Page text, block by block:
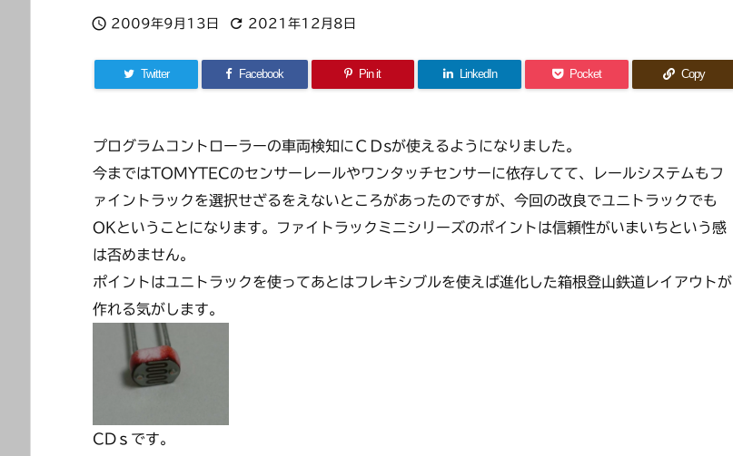
 2009年9月13日  2021年12月8日
Twitter Facebook Pin it LinkedIn Pocket Copy
プログラムコントローラーの車両検知にＣＤsが使えるようになりました。
今まではTOMYTECのセンサーレールやワンタッチセンサーに依存してて、レールシステムもフ
ァイントラックを選択せざるをえないところがあったのですが、今回の改良でユニトラックでも
OKということになります。ファイトラックミニシリーズのポイントは信頼性がいまいちという感
は否めません。
ポイントはユニトラックを使ってあとはフレキシブルを使えば進化した箱根登山鉄道レイアウトが
作れる気がします。
CDｓです。